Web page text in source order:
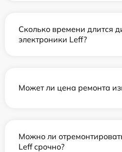
Сколько времени длится
электроники Leff?
Может ли цена ремонта
Можно ли
Leff срочно?